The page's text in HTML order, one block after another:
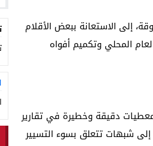
إلى الاستعانة ببعض الأقلام
المحلي وتكميم أفواه
معطيات دقيقة وخطيرة في تقارير
شبهات تتعلق بسوء التسيير